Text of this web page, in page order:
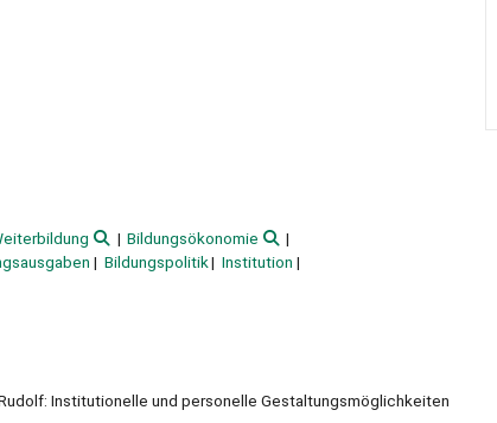
Bildungsökonomie
Bildungspolitik
Institution
Institutionelle und personelle Gestaltungsmöglichkeiten